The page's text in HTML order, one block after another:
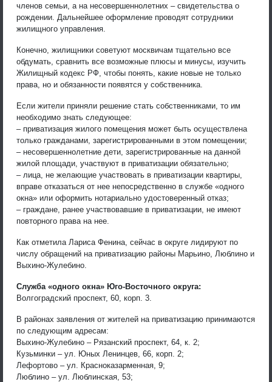
членов семьи, а на несовершеннолетних – свидетельства о
рождении. Дальнейшее оформление проводят сотрудники
жилищного управления.
Конечно, жилищники советуют москвичам тщательно все
обдумать, сравнить все возможные плюсы и минусы, изучить
Жилищный кодекс РФ, чтобы понять, какие новые не только
права, но и обязанности появятся у собственника.
Если жители приняли решение стать собственниками, то им
необходимо знать следующее:
– приватизация жилого помещения может быть осуществлена
только гражданами, зарегистрированными в этом помещении;
– несовершеннолетние дети, зарегистрированные на данной
жилой площади, участвуют в приватизации обязательно;
– лица, не желающие участвовать в приватизации квартиры,
вправе отказаться от нее непосредственно в службе «одного
окна» или оформить нотариально удостоверенный отказ;
– граждане, ранее участвовавшие в приватизации, не имеют
повторного права на нее.
Как отметила Лариса Фенина, сейчас в округе лидируют по
числу обращений на приватизацию районы Марьино, Люблино и
Выхино-Жулебино.
Служба «одного окна» Юго-Восточного округа:
Волгоградский проспект, 60, корп. 3.
В районах заявления от жителей на приватизацию принимаются
по следующим адресам:
Выхино-Жулебино – Рязанский проспект, 64, к. 2;
Кузьминки – ул. Юных Ленинцев, 66, корп. 2;
Лефортово – ул. Красноказарменная, 9;
Люблино – ул. Люблинская, 53;